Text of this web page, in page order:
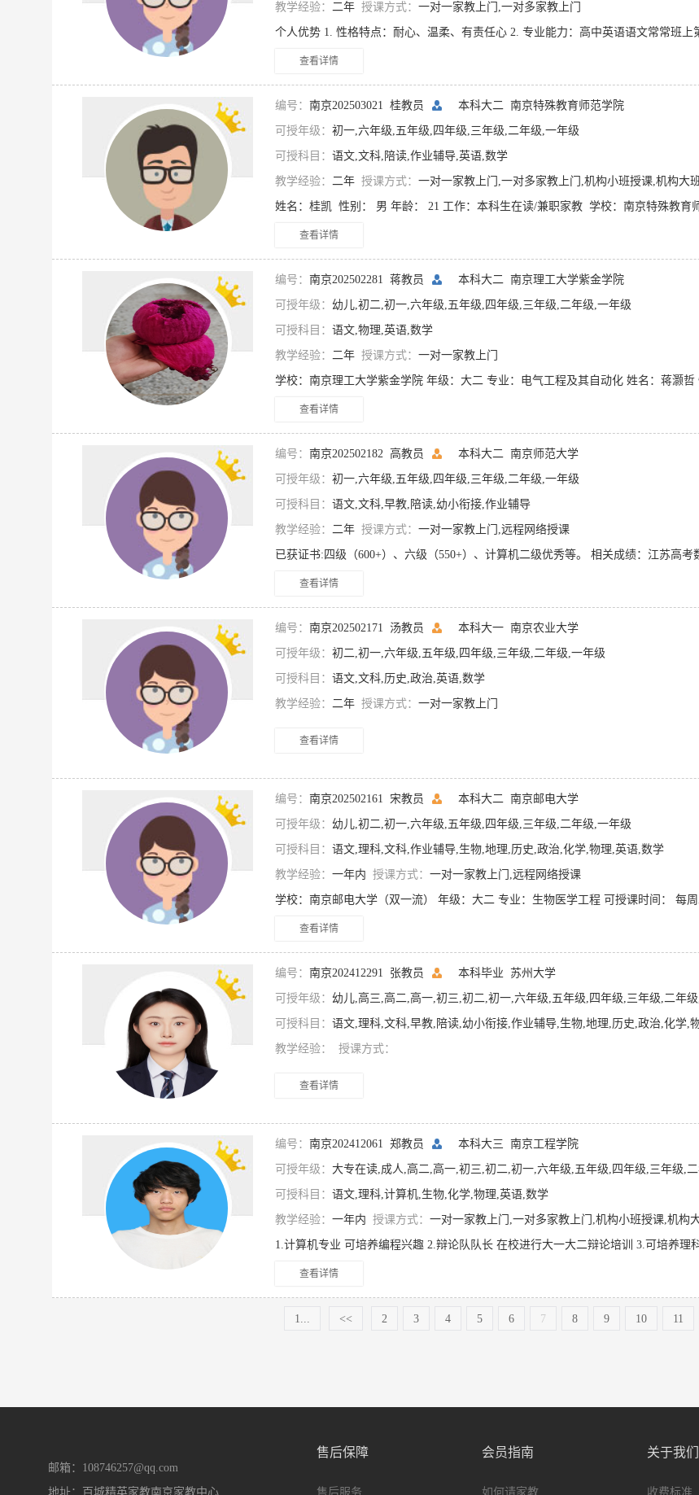
教学经验： 二年 授课方式： 一对一家教上门,一对多家教上门
查看详情
编号： 南京202503021 桂教员 本科大二 南京特殊教育师范学院
可授年级： 初一,六年级,五年级,四年级,三年级,二年级,一年级
可授科目： 语文,文科,陪读,作业辅导,英语,数学
教学经验： 二年 授课方式： 一对一家教上门,一对多家教上门,机构小班授课,机构大班授课,远
查看详情
编号： 南京202502281 蒋教员 本科大二 南京理工大学紫金学院
可授年级： 幼儿,初二,初一,六年级,五年级,四年级,三年级,二年级,一年级
可授科目： 语文,物理,英语,数学
教学经验： 二年 授课方式： 一对一家教上门
查看详情
编号： 南京202502182 高教员 本科大二 南京师范大学
可授年级： 初一,六年级,五年级,四年级,三年级,二年级,一年级
可授科目： 语文,文科,早教,陪读,幼小衔接,作业辅导
教学经验： 二年 授课方式： 一对一家教上门,远程网络授课
查看详情
编号： 南京202502171 汤教员 本科大一 南京农业大学
可授年级： 初二,初一,六年级,五年级,四年级,三年级,二年级,一年级
可授科目： 语文,文科,历史,政治,英语,数学
教学经验： 二年 授课方式： 一对一家教上门
查看详情
编号： 南京202502161 宋教员 本科大二 南京邮电大学
可授年级： 幼儿,初二,初一,六年级,五年级,四年级,三年级,二年级,一年级
可授科目： 语文,理科,文科,作业辅导,生物,地理,历史,政治,化学,物理,英语,数学
教学经验： 一年内 授课方式： 一对一家教上门,远程网络授课
查看详情
编号： 南京202412291 张教员 本科毕业 苏州大学
可授年级： 幼儿,高三,高二,高一,初三,初二,初一,六年级,五年级,四年级,三年级,二年
可授科目： 语文,理科,文科,早教,陪读,幼小衔接,作业辅导,生物,地理,历史,政治,化学,
教学经验： 授课方式：
查看详情
编号： 南京202412061 郑教员 本科大三 南京工程学院
可授年级： 大专在读,成人,高二,高一,初三,初二,初一,六年级,五年级,四年级,三年级,
可授科目： 语文,理科,计算机,生物,化学,物理,英语,数学
教学经验： 一年内 授课方式： 一对一家教上门,一对多家教上门,机构小班授课,机构
1.计算机专业 可培养编程兴趣 2.辩论队队长 在校进行大一大二辩论培训 3.可培养理
查看详情
1... << 2 3 4 5 6 7 8 9 10 11
邮箱：108746257@qq.com
地址：百城精英家教南京家教中心
售后保障
售后服务
会员指南
如何请家教
关于我们
收费标准